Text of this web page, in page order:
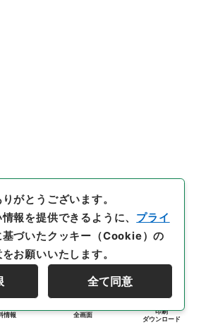
情報 全画面
印刷
ダウンロード
がとうございます。
報を提供できるように、 プライ
基づいたクッキー（Cookie）の
お願いいたします。
全て同意